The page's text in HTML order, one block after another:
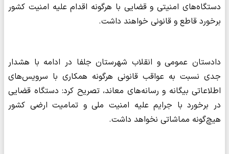
دستگاه‌های امنیتی و قضایی با هرگونه اقدام علیه امنیت کشور
برخورد قاطع و قانونی خواهند داشت.
دادستان عمومی و انقلاب شهرستان جلفا در ادامه با هشدار
جدی نسبت به عواقب قانونی هرگونه همکاری با سرویس‌های
اطلاعاتی بیگانه و رسانه‌های معاند، تصریح کرد: دستگاه قضایی
در برخورد با جرایم علیه امنیت ملی و تمامیت ارضی کشور
هیچ‌گونه مماشاتی نخواهد داشت.